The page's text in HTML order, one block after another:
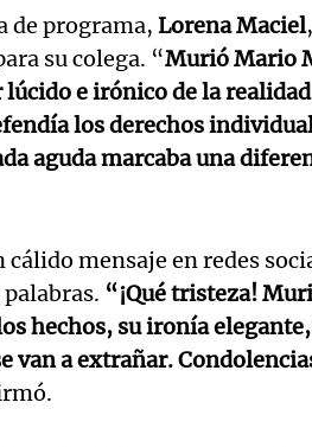
de programa, Lorena Maciel
su colega. “Murió Mario
e irónico de la
los derechos
aguda marcaba una
cálido mensaje en redes
“¡Qué tristeza!
hechos, su ironía
van a extrañar.